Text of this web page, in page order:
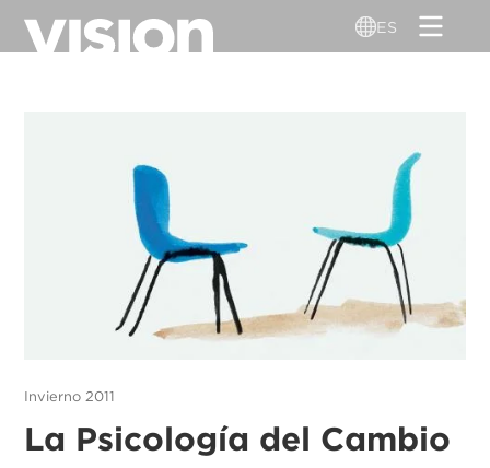
ES
Invierno 2011
La Psicología del Cambio